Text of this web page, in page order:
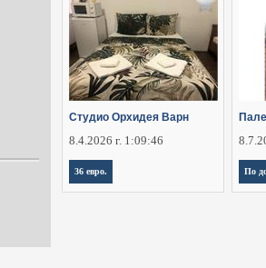
Студио Орхидея Варн
8.4.2026 г. 1:09:46
36 евро. По